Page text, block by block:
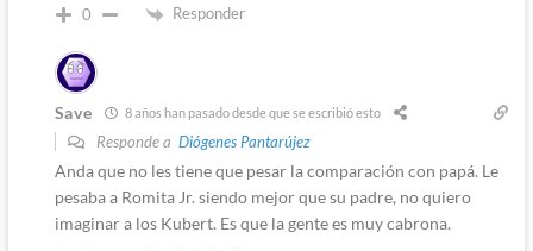
0 Responder
Save 8 años han pasado desde que se escribió esto
Responde a Diógenes Pantarújez
Anda que no les tiene que pesar la comparación con papá. Le
pesaba a Romita Jr. siendo mejor que su padre, no quiero
imaginar a los Kubert. Es que la gente es muy cabrona.